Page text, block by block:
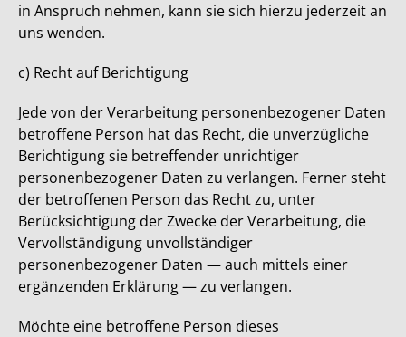
in Anspruch nehmen, kann sie sich hierzu jederzeit an
uns wenden.
c) Recht auf Berichtigung
Jede von der Verarbeitung personenbezogener Daten
betroffene Person hat das Recht, die unverzügliche
Berichtigung sie betreffender unrichtiger
personenbezogener Daten zu verlangen. Ferner steht
der betroffenen Person das Recht zu, unter
Berücksichtigung der Zwecke der Verarbeitung, die
Vervollständigung unvollständiger
personenbezogener Daten — auch mittels einer
ergänzenden Erklärung — zu verlangen.
Möchte eine betroffene Person dieses